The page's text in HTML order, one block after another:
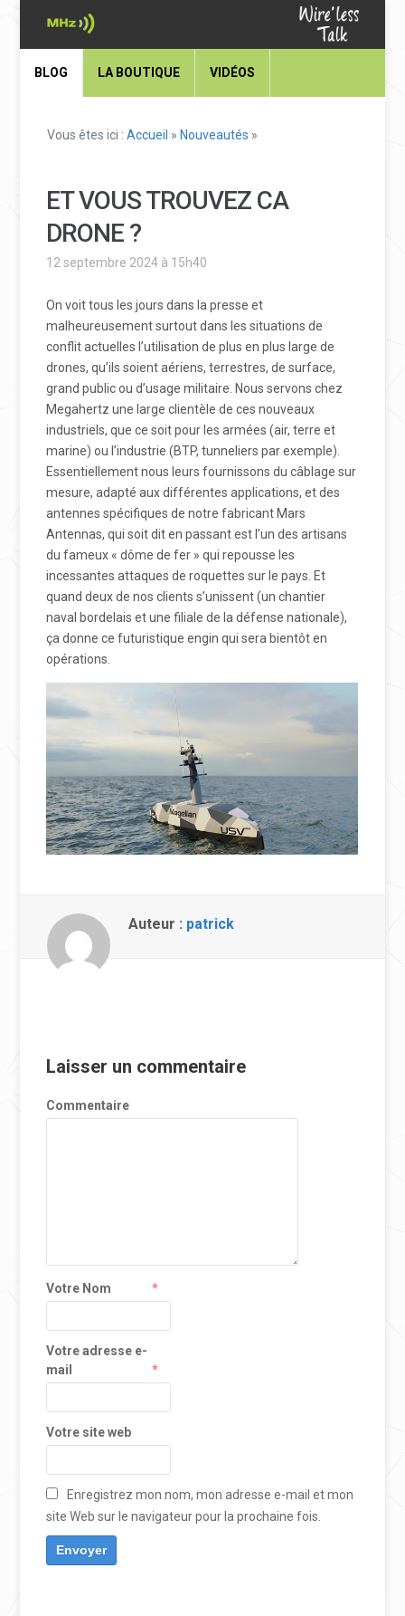
BLOG LA BOUTIQUE VIDÉOS
Vous êtes ici :Accueil » Nouveautés »
ET VOUS TROUVEZ CA
DRONE ?
12 septembre 2024 à 15h40
On voit tous les jours dans la presse et
malheureusement surtout dans les situations de
conflit actuelles l’utilisation de plus en plus large de
drones, qu’ils soient aériens, terrestres, de surface,
grand public ou d’usage militaire. Nous servons chez
Megahertz une large clientèle de ces nouveaux
industriels, que ce soit pour les armées (air, terre et
marine) ou l’industrie (BTP, tunneliers par exemple).
Essentiellement nous leurs fournissons du câblage sur
mesure, adapté aux différentes applications, et des
antennes spécifiques de notre fabricant Mars
Antennas, qui soit dit en passant est l’un des artisans
du fameux « dôme de fer » qui repousse les
incessantes attaques de roquettes sur le pays. Et
quand deux de nos clients s’unissent (un chantier
naval bordelais et une filiale de la défense nationale),
ça donne ce futuristique engin qui sera bientôt en
opérations.
Auteur : patrick
Laisser un commentaire
Commentaire
Votre Nom *
Votre adresse e-
mail
*
Votre site web
Enregistrez mon nom, mon adresse e-mail et mon
site Web sur le navigateur pour la prochaine fois.